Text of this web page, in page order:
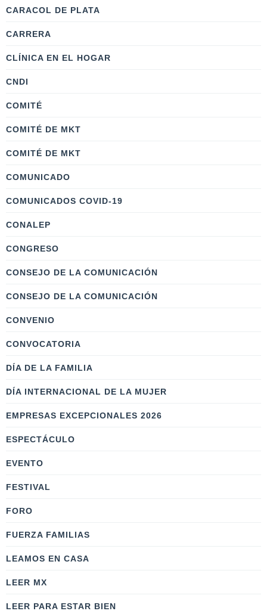
CARACOL DE PLATA
CARRERA
CLÍNICA EN EL HOGAR
CNDI
COMITÉ
COMITÉ DE MKT
COMITÉ DE MKT
COMUNICADO
COMUNICADOS COVID-19
CONALEP
CONGRESO
CONSEJO DE LA COMUNICACIÓN
CONSEJO DE LA COMUNICACIÓN
CONVENIO
CONVOCATORIA
DÍA DE LA FAMILIA
DÍA INTERNACIONAL DE LA MUJER
EMPRESAS EXCEPCIONALES 2026
ESPECTÁCULO
EVENTO
FESTIVAL
FORO
FUERZA FAMILIAS
LEAMOS EN CASA
LEER MX
LEER PARA ESTAR BIEN